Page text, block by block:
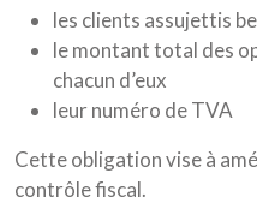
les clients assujettis
le montant total des
chacun d’eux
leur numéro de TVA
Cette obligation vise à
contrôle fiscal.